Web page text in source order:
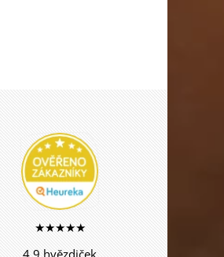
★★★★★
4,9 hvězdiček